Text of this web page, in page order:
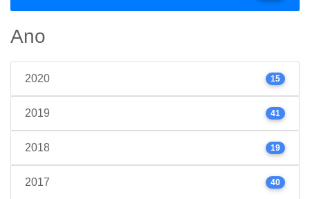
Ano
2020 15
2019 41
2018 19
2017 40